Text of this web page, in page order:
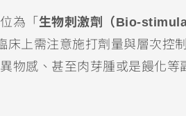
為「 生物刺激劑（Bio-
上需注意施打劑量與層次控
物感、甚至肉芽腫或是饅化等